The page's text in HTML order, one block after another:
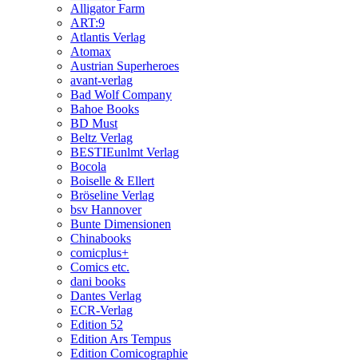
Alligator Farm
ART:9
Atlantis Verlag
Atomax
Austrian Superheroes
avant-verlag
Bad Wolf Company
Bahoe Books
BD Must
Beltz Verlag
BESTIEunlmt Verlag
Bocola
Boiselle & Ellert
Bröseline Verlag
bsv Hannover
Bunte Dimensionen
Chinabooks
comicplus+
Comics etc.
dani books
Dantes Verlag
ECR-Verlag
Edition 52
Edition Ars Tempus
Edition Comicographie